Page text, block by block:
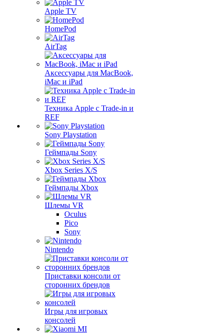
Apple TV
HomePod
AirTag
Аксессуары для MacBook,
iMac и iPad
Техника Apple с Trade-in и
REF
Sony Playstation
Геймпады Sony
Xbox Series X/S
Геймпады Xbox
Шлемы VR
Oculus
Pico
Sony
Nintendo
Приставки консоли от
сторонних брендов
Игры для игровых
консолей